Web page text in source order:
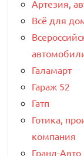
Артезия,
Всё для
Галамарт
Гараж 52
Гатп
Готика,
компания
Гранд-Авто